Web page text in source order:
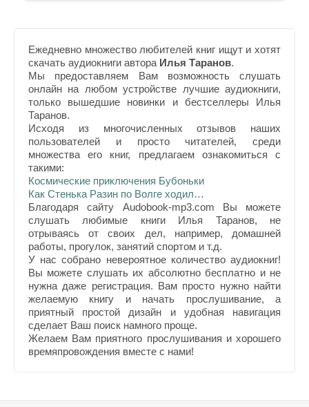
Ежедневно множество любителей книг ищут и хотят
скачать аудиокниги автора Илья Таранов.
Мы предоставляем Вам возможность слушать
онлайн на любом устройстве лучшие аудиокниги,
только вышедшие новинки и бестселлеры Илья
Таранов.
Исходя из многочисленных отзывов наших
пользователей и просто читателей, среди
множества его книг, предлагаем ознакомиться с
такими:
Космические приключения Бубоньки
Как Стенька Разин по Волге ходил…
Благодаря сайту Audobook-mp3.com Вы можете
слушать любимые книги Илья Таранов, не
отрываясь от своих дел, например, домашней
работы, прогулок, занятий спортом и т.д.
У нас собрано невероятное количество аудиокниг!
Вы можете слушать их абсолютно бесплатно и не
нужна даже регистрация. Вам просто нужно найти
желаемую книгу и начать прослушивание, а
приятный простой дизайн и удобная навигация
сделает Ваш поиск намного проще.
Желаем Вам приятного прослушивания и хорошего
времяпровождения вместе с нами!